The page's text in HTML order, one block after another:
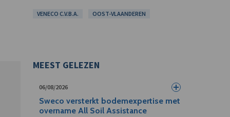
VENECO C.V.B.A. OOST-VLAANDEREN
MEEST GELEZEN
06/08/2026
Sweco versterkt bodemexpertise met
overname All Soil Assistance